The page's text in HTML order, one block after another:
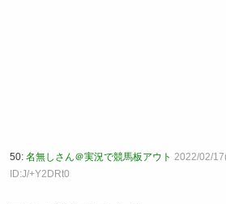
50: 名無しさん＠実況で競馬板アウト 2022/02/
ID:J/+Y2DRt0